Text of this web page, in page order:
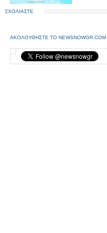
ΣΧΟΛΙΑΣΤΕ
ΑΚΟΛΟΥΘΗΣΤΕ ΤΟ NEWSNOWGR.COM